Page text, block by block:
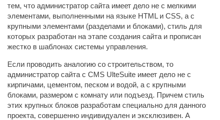
тем, что администратор сайта имеет дело не с мелкими
элементами, выполненными на языке HTML и CSS, а с
крупными элементами (разделами и блоками), стиль для
которых разработан на этапе создания сайта и прописан
жестко в шаблонах системы управления.
Если проводить аналогию со строительством, то
администратор сайта с CMS UlteSuite имеет дело не с
кирпичами, цементом, песком и водой, а с крупными
блоками, размером с комнату или подъезд. Причем стиль
этих крупных блоков разработам специально для данного
проекта, совершенно индивидуален и эксклюзивен. А